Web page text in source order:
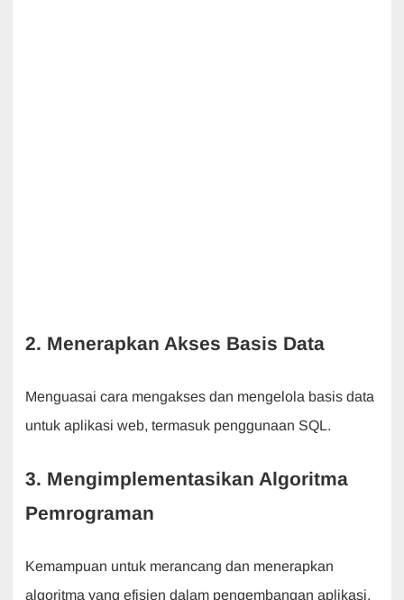
2. Menerapkan Akses Basis Data
Menguasai cara mengakses dan mengelola basis data
untuk aplikasi web, termasuk penggunaan SQL.
3. Mengimplementasikan Algoritma
Pemrograman
Kemampuan untuk merancang dan menerapkan
algoritma yang efisien dalam pengembangan aplikasi.